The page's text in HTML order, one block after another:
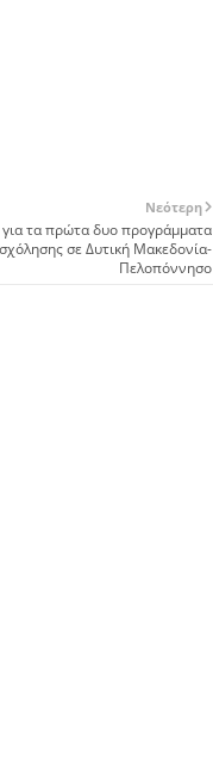
Νεότερη
για τα πρώτα δυο προγράμματα
σε Δυτική Μακεδονία-
Πελοπόννησο